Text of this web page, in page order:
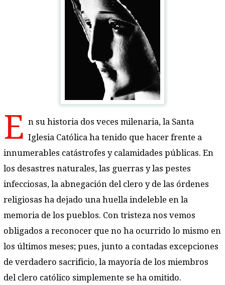
E n su historia dos veces milenaria, la Santa
Iglesia Católica ha tenido que hacer frente a
innumerables catástrofes y calamidades públicas. En
los desastres naturales, las guerras y las pestes
infecciosas, la abnegación del clero y de las órdenes
religiosas ha dejado una huella indeleble en la
memoria de los pueblos. Con tristeza nos vemos
obligados a reconocer que no ha ocurrido lo mismo en
los últimos meses; pues, junto a contadas excepciones
de verdadero sacrificio, la mayoría de los miembros
del clero católico simplemente se ha omitido.